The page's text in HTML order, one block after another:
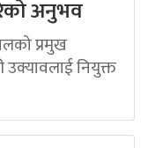
अनुभव
प्रमुख
उक्यावलाई नियुक्त